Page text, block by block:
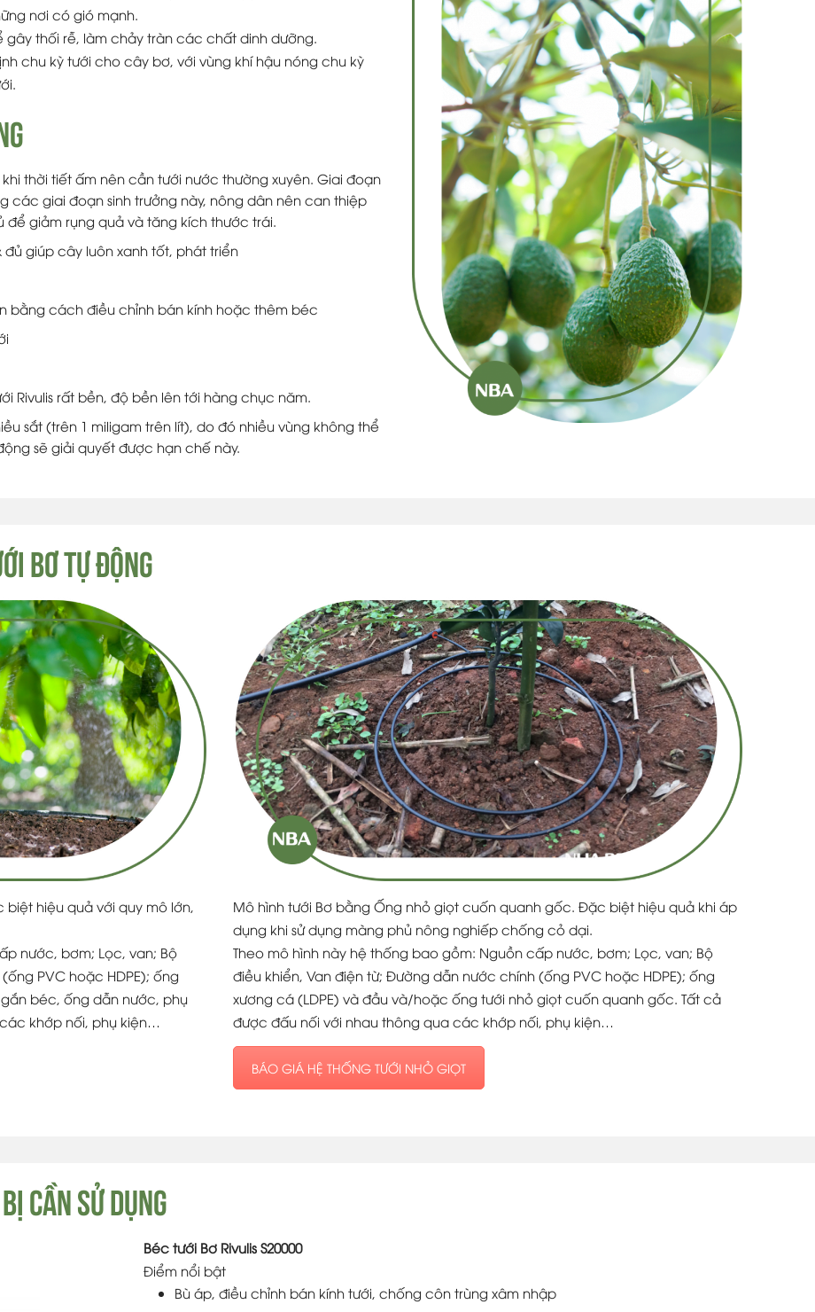
nơi có gió mạnh.
thối rễ, làm chảy tràn các chất dinh dưỡng.
chu kỳ tưới cho cây bơ, với vùng khí hậu nóng chu kỳ
thời tiết ấm nên cần tưới nước thường xuyên. Giai đoạn
các giai đoạn sinh trưởng này, nông dân nên can thiệp
giảm rụng quả và tăng kích thước trái.
giúp cây luôn xanh tốt, phát triển
bằng cách điều chỉnh bán kính hoặc thêm béc
Rivulis rất bền, độ bền lên tới hàng chục năm.
sắt (trên 1 miligam trên lít), do đó nhiều vùng không thể
sẽ giải quyết được hạn chế này.
BƠ TỰ ĐỘNG
biệt hiệu quả với quy mô lớn,
nước, bơm; Lọc, van; Bộ
PVC hoặc HDPE); ống
béc, ống dẫn nước, phụ
khớp nối, phụ kiện…
Mô hình tưới Bơ bằng Ống nhỏ giọt cuốn quanh gốc. Đặc biệt hiệu quả khi áp
dụng khi sử dụng màng phủ nông nghiếp chống cỏ dại.
Theo mô hình này hệ thống bao gồm: Nguồn cấp nước, bơm; Lọc, van; Bộ
điều khiển, Van điện từ; Đường dẫn nước chính (ống PVC hoặc HDPE); ống
xương cá (LDPE) và đầu và/hoặc ống tưới nhỏ giọt cuốn quanh gốc. Tất cả
được đấu nối với nhau thông qua các khớp nối, phụ kiện…
BÁO GIÁ HỆ THỐNG TƯỚI NHỎ GIỌT
CẦN SỬ DỤNG
Béc tưới Bơ Rivulis S20000
Điểm nổi bật
Bù áp, điều chỉnh bán kính tưới, chống côn trùng xâm nhập